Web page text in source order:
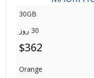
30GB
30 روز
$362
Orange